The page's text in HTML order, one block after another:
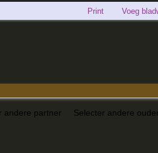
Print Voeg
andere partner Selecter andere